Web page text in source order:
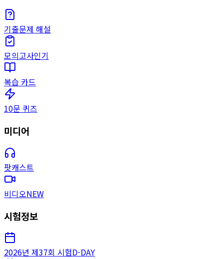
기출문제 해설
모의고사인기
복습 카드
10문 퀴즈
미디어
팟캐스트
비디오NEW
시험정보
2026년 제37회 시험D-DAY